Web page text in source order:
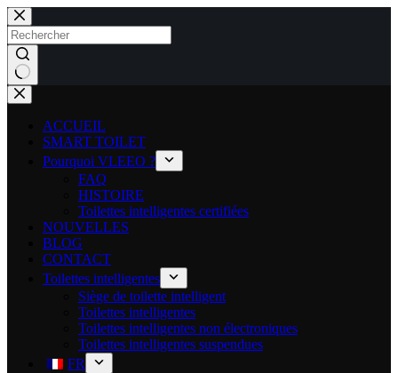
ACCUEIL
SMART TOILET
Pourquoi VLEEO ?
FAQ
HISTOIRE
Toilettes intelligentes certifiées
NOUVELLES
BLOG
CONTACT
Toilettes intelligentes
Siège de toilette intelligent
Toilettes intelligentes
Toilettes intelligentes non électroniques
Toilettes intelligentes suspendues
FR